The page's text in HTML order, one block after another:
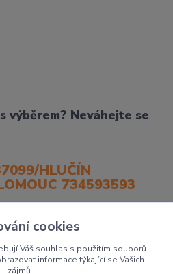
Neváhejte se
HLUČÍN
734593593
cookies
Váš souhlas s použitím souborů
informace týkající se Vašich
zájmů.